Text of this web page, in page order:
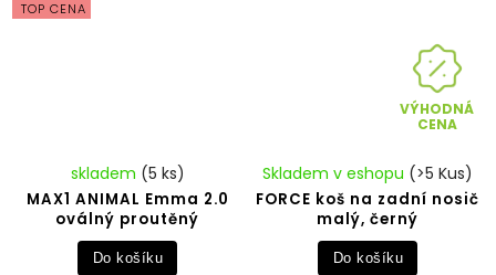
TOP CENA
MAX1 ANIMAL Emma 2.0
oválný proutěný
skladem (5 ks)
Do košíku
VÝHODNÁ
CENA
FORCE koš na zadní nosič
malý, černý
Skladem v eshopu (>5 Kus)
Do košíku